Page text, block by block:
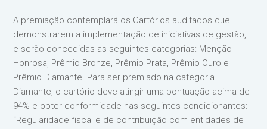
A premiação contemplará os Cartórios auditados que
demonstrarem a implementação de iniciativas de gestão,
e serão concedidas as seguintes categorias: Menção
Honrosa, Prêmio Bronze, Prêmio Prata, Prêmio Ouro e
Prêmio Diamante. Para ser premiado na categoria
Diamante, o cartório deve atingir uma pontuação acima de
94% e obter conformidade nas seguintes condicionantes:
“Regularidade fiscal e de contribuição com entidades de